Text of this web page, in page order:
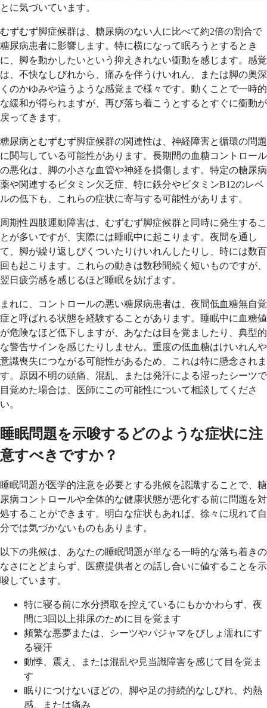
とに気づいています。
むずむず脚症候群は、糖尿病のない人に比べて約2倍の割合で
糖尿病患者に影響します。特に横になって眠ろうとするとき
に、脚を動かしたいという抑えきれない衝動を感じます。感覚
は、不快なしびれから、痛みを伴うけいれん、または脚の奥深
くのかゆみや這うような感覚まで様々です。動くことで一時的
な緩和が得られますが、再び落ち着こうとするとすぐに衝動が
戻ってきます。
糖尿病とむずむず脚症候群の関連性は、神経障害と循環の問題
に関与している可能性があります。長期間の血糖コントロール
の悪化は、脚の小さな血管や神経を損傷します。特定の糖尿病
薬や関連するビタミン欠乏症、特に鉄分やビタミンB12のレベ
ルの低下も、これらの症状に寄与する可能性があります。
周期性四肢運動障害は、むずむず脚症候群と同時に発生するこ
とが多いですが、実際には睡眠中に起こります。夜間を通し
て、脚が繰り返しぴくついたりけいれんしたりし、時には数百
回も起こります。これらの動きは数秒間続く短いものですが、
翌日疲労感を感じるほど睡眠を妨げます。
まれに、コントロールの悪い糖尿病患者は、夜間低血糖無自覚
症と呼ばれる状態を経験することがあります。睡眠中に血糖値
が危険なほど低下しますが、あなたは目を覚ましたり、典型的
な警告サインを感じたりしません。重度の低血糖はけいれんや
意識喪失につながる可能性があるため、これは特に懸念されま
す。原因不明の頭痛、混乱、または発汗による湿ったシーツで
目覚めた場合は、医師にこの可能性について相談してくださ
い。
睡眠問題を示唆するどのような症状に注
意すべきですか？
睡眠問題が医学的注意を必要とする兆候を認識することで、糖
尿病コントロールや全体的な健康状態が悪化する前に問題を対
処することができます。明白な症状もあれば、徐々に現れて自
分では気づかないものもあります。
以下の兆候は、あなたの睡眠問題が単なる一時的な落ち着きの
なさにとどまらず、医療提供者との話し合いに値することを示
唆しています。
特に寝る前に水分摂取を控えているにもかかわらず、夜
間に3回以上排尿のために目を覚ます
頻繁な悪夢または、シーツやパジャマをびしょ濡れにす
る寝汗
動悸、震え、または混乱や見当識障害を感じて目を覚ま
す
眠りにつけないほどの、脚や足の持続的なしびれ、灼熱
感、または痛み